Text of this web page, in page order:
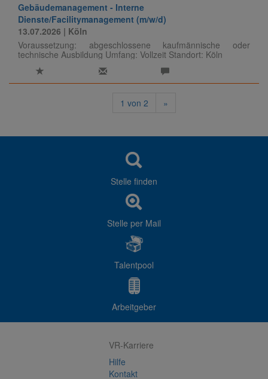
Gebäudemanagement - Interne
Dienste/Facilitymanagement (m/w/d)
13.07.2026 | Köln
Voraussetzung: abgeschlossene kaufmännische oder
technische Ausbildung Umfang: Vollzeit Standort: Köln
1 von 2 »
Stelle finden
Stelle per Mail
Talentpool
Arbeitgeber
VR-Karriere
Hilfe
Kontakt